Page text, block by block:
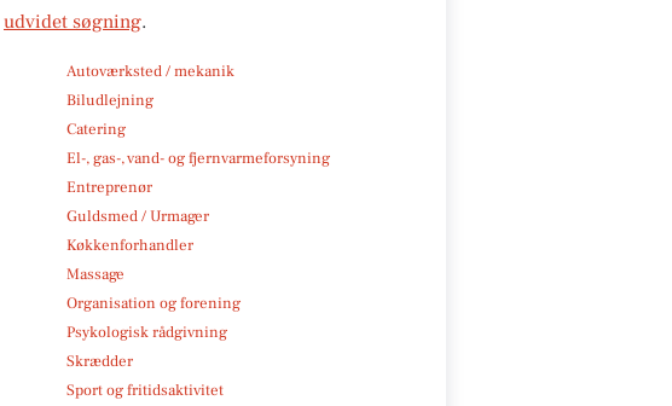
udvidet søgning.
Autoværksted / mekanik
Biludlejning
Catering
El-, gas-, vand- og fjernvarmeforsyning
Entreprenør
Guldsmed / Urmager
Køkkenforhandler
Massage
Organisation og forening
Psykologisk rådgivning
Skrædder
Sport og fritidsaktivitet